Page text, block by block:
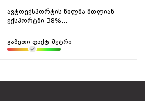
ავტოექსპორტის წილმა მთლიან
ექსპორტში 38%...
გაზეთი ფაქტ-მეტრი